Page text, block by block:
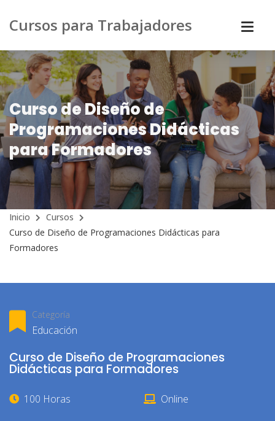
Cursos para Trabajadores
Curso de Diseño de
Programaciones Didácticas
para Formadores
Inicio
Cursos
Curso de Diseño de Programaciones Didácticas para
Formadores
Categoría
Educación
Curso de Diseño de Programaciones
Didácticas para Formadores
100 Horas Online